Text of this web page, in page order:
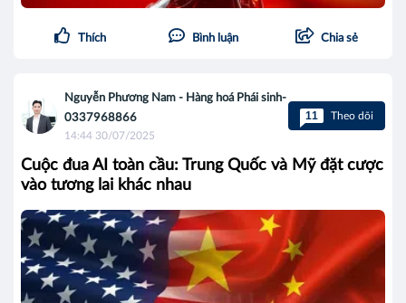
Thích Bình luận Chia sẻ
Nguyễn Phương Nam - Hàng hoá Phái sinh-
0337968866
14:44 30/07/2025
11 Theo dõi
Cuộc đua AI toàn cầu: Trung Quốc và Mỹ đặt cược
vào tương lai khác nhau